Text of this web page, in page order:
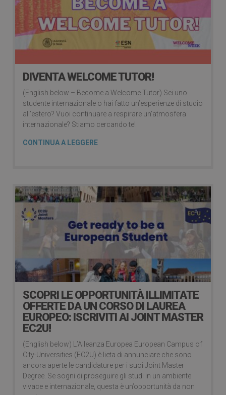
DIVENTA WELCOME TUTOR!
(English below – Become a Welcome Tutor) Sei uno
studente internazionale o hai fatto un’esperienze di studio
all’estero? Vuoi continuare a respirare un’atmosfera
internazionale? Stiamo cercando te!
CONTINUA A LEGGERE
SCOPRI LE OPPORTUNITÀ ILLIMITATE
OFFERTE DA UN CORSO DI LAUREA
EUROPEO: ISCRIVITI AI JOINT MASTER
EC2U!
(English below) L’Alleanza Europea European Campus of
City-Universities (EC2U) è lieta di annunciare che sono
ancora aperte le candidature per i suoi Joint Master
Degree. Se sogni di proseguire gli studi in un ambiente
vivace e internazionale, questa è un’opportunità da non